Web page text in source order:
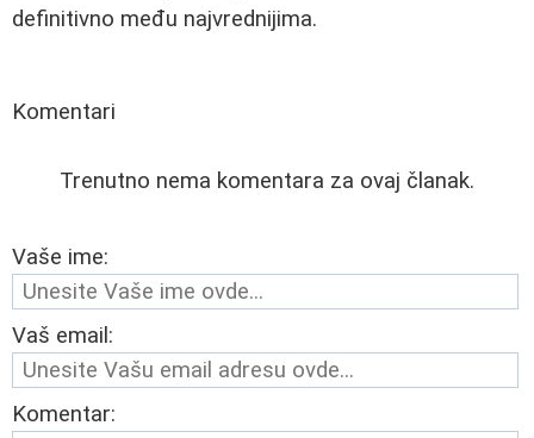
definitivno među najvrednijima.
Komentari
Trenutno nema komentara za ovaj članak.
Vaše ime:
Vaš email:
Komentar: